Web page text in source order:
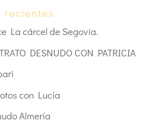
recientes
La cárcel de Segovia.
DESNUDO CON PATRICIA
con Lucía
Almería